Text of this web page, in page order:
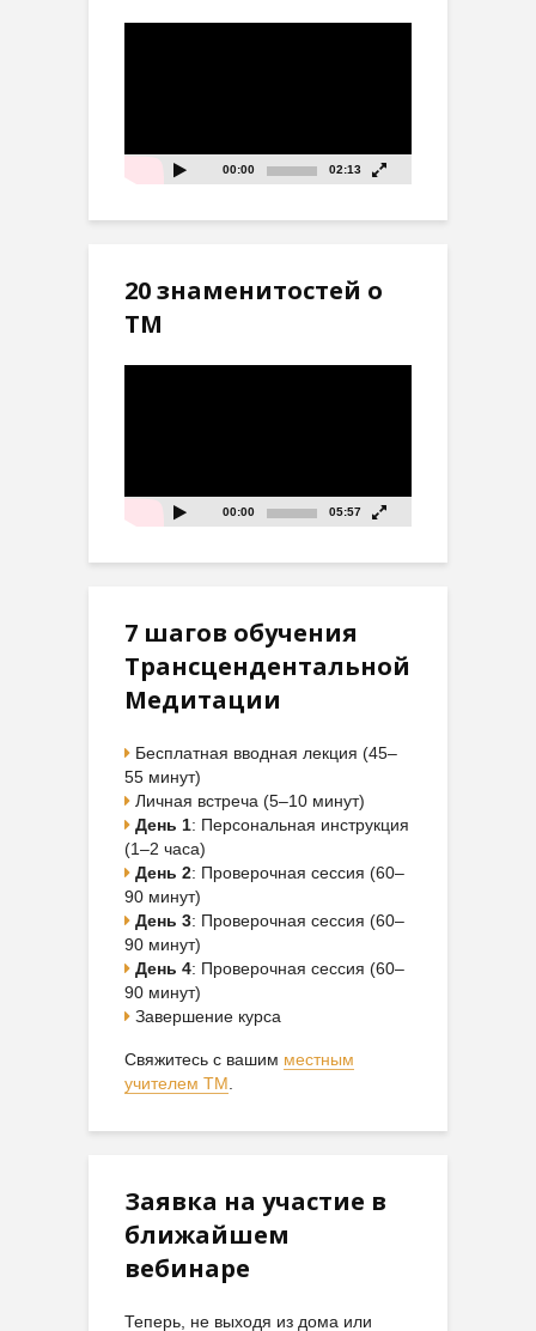
00:00 02:13
20 знаменитостей о
ТМ
00:00 05:57
7 шагов обучения
Трансцендентальной
Медитации
Бесплатная вводная лекция (45–
55 минут)
Личная встреча (5–10 минут)
День 1: Персональная инструкция
(1–2 часа)
День 2: Проверочная сессия (60–
90 минут)
День 3: Проверочная сессия (60–
90 минут)
День 4: Проверочная сессия (60–
90 минут)
Завершение курса
Свяжитесь с вашим местным
учителем ТМ.
Заявка на участие в
ближайшем
вебинаре
Теперь, не выходя из дома или